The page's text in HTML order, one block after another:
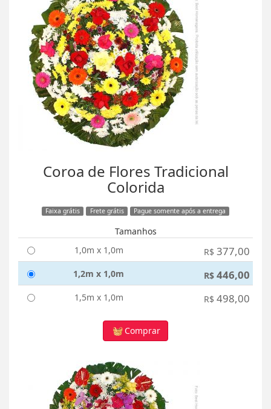
Coroa de Flores Tradicional
Colorida
Faixa grátis Frete grátis Pague somente após a entrega
Tamanhos
1,0m x 1,0m
R$ 377,00
1,2m x 1,0m R$ 446,00
1,5m x 1,0m R$ 498,00
Comprar